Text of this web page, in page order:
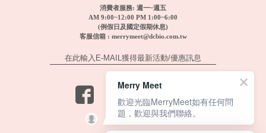
消費者服務: 週一~週五
AM 9:00~12:00 PM 1:00~6:00
(例假日及國定假期休息)
客服信箱 : merrymeet@dcbio.com.tw
Merry Meet
歡迎光臨MerryMeet如有任何問
題，歡迎與我們聯絡。